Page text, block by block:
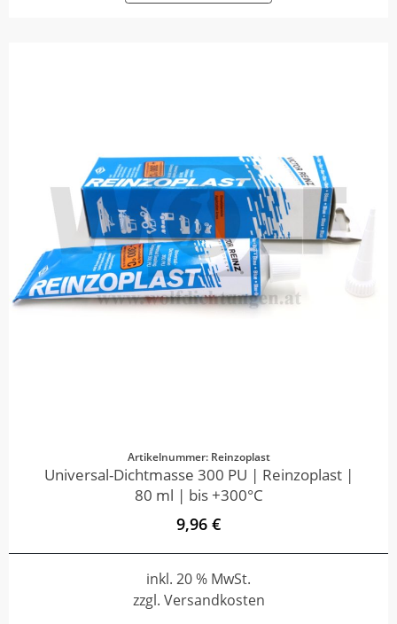
Artikelnummer: Reinzoplast
Universal-Dichtmasse 300 PU | Reinzoplast |
80 ml | bis +300°C
9,96 €
inkl. 20 % MwSt.
zzgl. Versandkosten